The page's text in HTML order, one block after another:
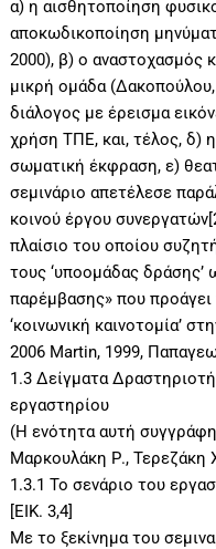
α) η αισθητοποίηση
αποκωδικοποίηση
2000), β) ο αναστοχασμός
μικρή ομάδα
διάλογος με έρεισμα
χρήση ΤΠΕ, και, τέλος, δ)
σωματική έκφραση, ε)
σεμινάριο απετέλεσε
κοινού έργου
πλαίσιο του οποίου
τους ‘υποομάδας
παρέμβασης» που προάγει
‘κοινωνική καινοτομία’
2006 Martin, 1999,
1.3 Δείγματα
εργαστηρίου
(Η ενότητα αυτή
Μαρκουλάκη Ρ., Τερεζάκη
1.3.1 Το σενάριο του
[ΕΙΚ. 3,4]
Με το ξεκίνημα του